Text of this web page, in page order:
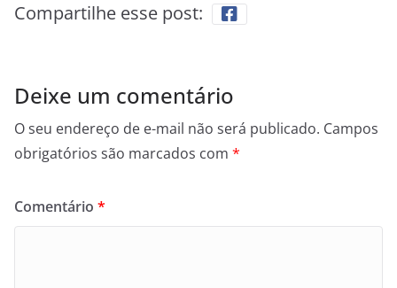
Compartilhe esse post:
Deixe um comentário
O seu endereço de e-mail não será publicado. Campos
obrigatórios são marcados com *
Comentário *